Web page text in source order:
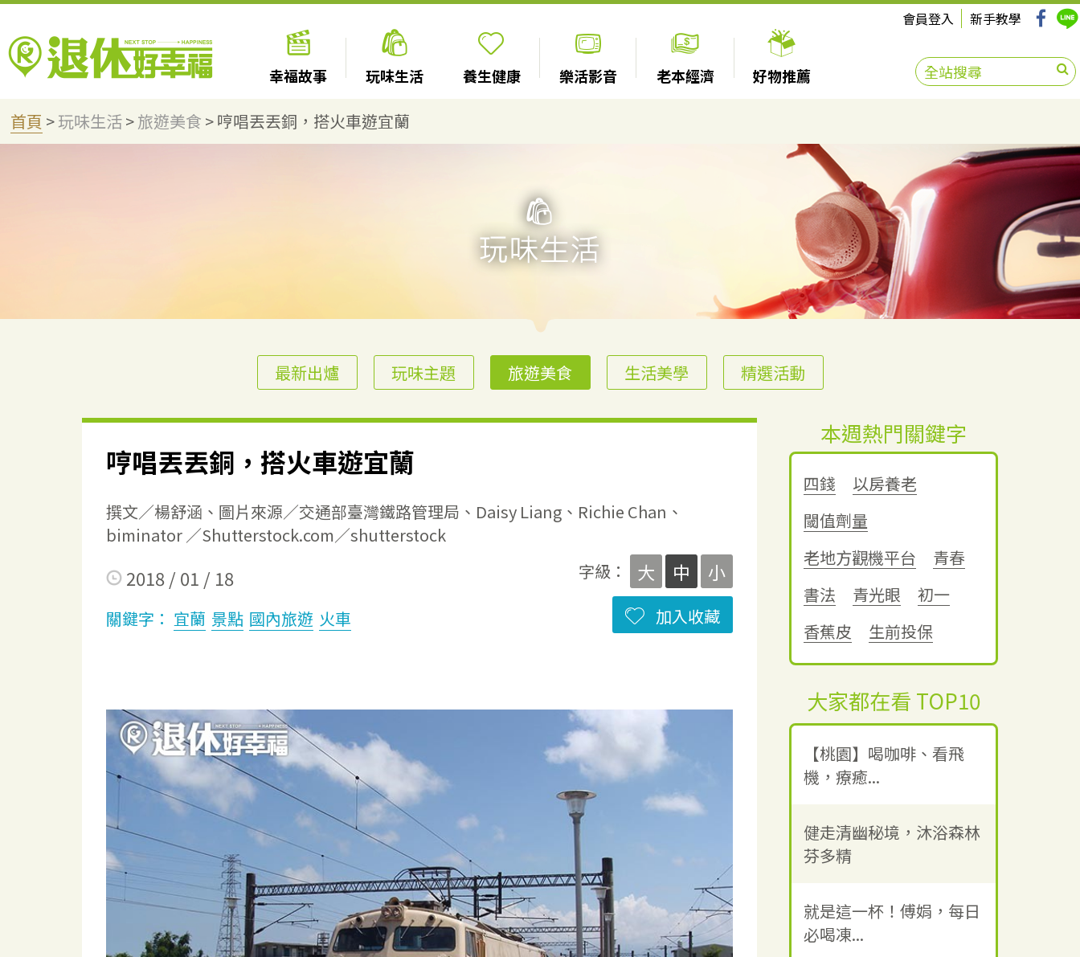
會員登入 新手教學
幸福故事 玩味生活 養生健康 樂活影音 老本經濟 好物推薦
首頁 >玩味生活>旅遊美食 >哼唱丟丟銅，搭火車遊宜蘭
最新出爐 玩味主題 旅遊美食 生活美學 精選活動
哼唱丟丟銅，搭火車遊宜蘭
撰文／楊舒涵、圖片來源／交通部臺灣鐵路管理局、Daisy Liang、Richie Chan、
biminator ／Shutterstock.com／shutterstock
2018 / 01 / 18
關鍵字： 宜蘭 景點 國內旅遊 火車
字級： 大 中 小
加入收藏
本週熱門關鍵字
四錢
以房養老
閾值劑量
老地方觀機平台
青春
書法
青光眼
初一
香蕉皮
生前投保
大家都在看 TOP10
【桃園】喝咖啡、看飛
機，療癒...
健走清幽秘境，沐浴森林
芬多精
就是這一杯！傅娟，每日
必喝凍...